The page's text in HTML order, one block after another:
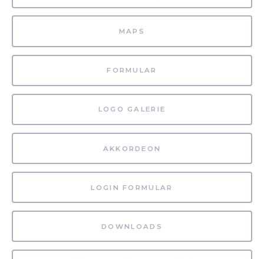
MAPS
FORMULAR
LOGO GALERIE
AKKORDEON
LOGIN FORMULAR
DOWNLOADS